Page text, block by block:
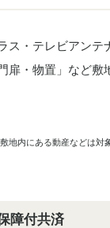
ス・テレビアンテ
扉・物置」など敷
地内にある動産などは対
障付共済